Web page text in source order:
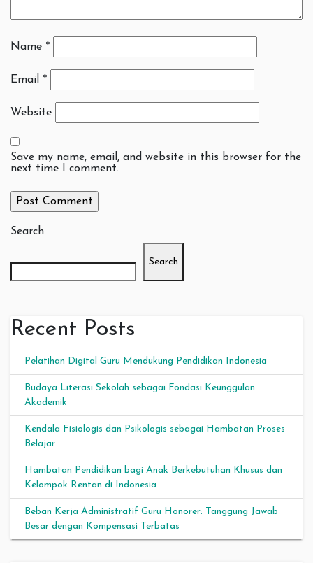
Name *
Email *
Website
Save my name, email, and website in this browser for the
next time I comment.
Search
Search
Recent Posts
Pelatihan Digital Guru Mendukung Pendidikan Indonesia
Budaya Literasi Sekolah sebagai Fondasi Keunggulan
Akademik
Kendala Fisiologis dan Psikologis sebagai Hambatan Proses
Belajar
Hambatan Pendidikan bagi Anak Berkebutuhan Khusus dan
Kelompok Rentan di Indonesia
Beban Kerja Administratif Guru Honorer: Tanggung Jawab
Besar dengan Kompensasi Terbatas